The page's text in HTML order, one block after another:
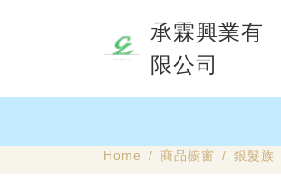
承霖興業有
限公司
Home 商品櫥窗 銀髮族